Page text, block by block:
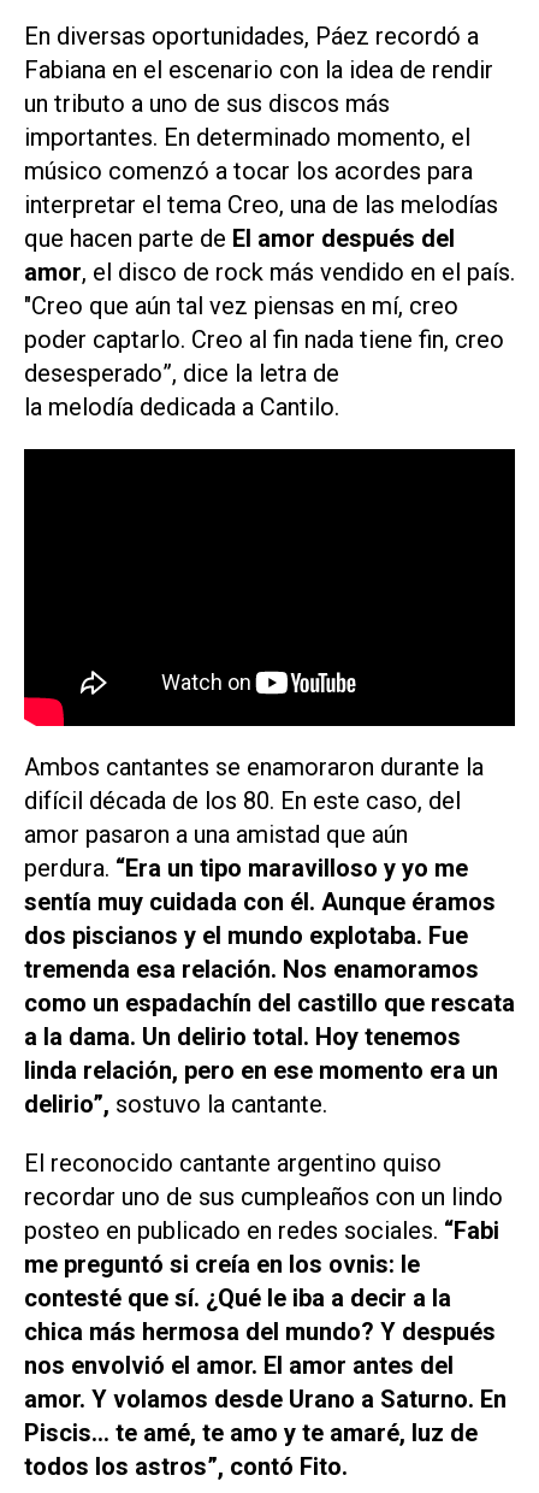
En diversas oportunidades, Páez recordó a
Fabiana en el escenario con la idea de rendir
un tributo a uno de sus discos más
importantes. En determinado momento, el
músico comenzó a tocar los acordes para
interpretar el tema Creo, una de las melodías
que hacen parte de El amor después del
amor, el disco de rock más vendido en el país.
"Creo que aún tal vez piensas en mí, creo
poder captarlo. Creo al fin nada tiene fin, creo
desesperado”, dice la letra de
la melodía dedicada a Cantilo.
Ambos cantantes se enamoraron durante la
difícil década de los 80. En este caso, del
amor pasaron a una amistad que aún
perdura. “Era un tipo maravilloso y yo me
sentía muy cuidada con él. Aunque éramos
dos piscianos y el mundo explotaba. Fue
tremenda esa relación. Nos enamoramos
como un espadachín del castillo que rescata
a la dama. Un delirio total. Hoy tenemos
linda relación, pero en ese momento era un
delirio”, sostuvo la cantante.
El reconocido cantante argentino quiso
recordar uno de sus cumpleaños con un lindo
posteo en publicado en redes sociales. “Fabi
me preguntó si creía en los ovnis: le
contesté que sí. ¿Qué le iba a decir a la
chica más hermosa del mundo? Y después
nos envolvió el amor. El amor antes del
amor. Y volamos desde Urano a Saturno. En
Piscis… te amé, te amo y te amaré, luz de
todos los astros”, contó Fito.